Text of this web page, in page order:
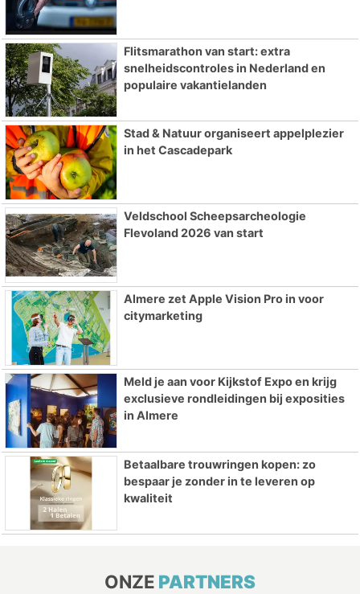
Flitsmarathon van start: extra
snelheidscontroles in Nederland en
populaire vakantielanden
Stad & Natuur organiseert appelplezier
in het Cascadepark
Veldschool Scheepsarcheologie
Flevoland 2026 van start
Almere zet Apple Vision Pro in voor
citymarketing
Meld je aan voor Kijkstof Expo en krijg
exclusieve rondleidingen bij exposities
in Almere
Betaalbare trouwringen kopen: zo
bespaar je zonder in te leveren op
kwaliteit
ONZE PARTNERS